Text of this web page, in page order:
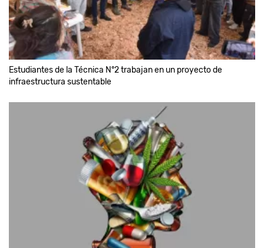
Estudiantes de la Técnica N°2 trabajan en un proyecto de
infraestructura sustentable